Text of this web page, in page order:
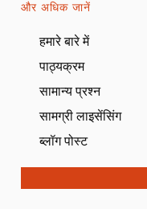
और अधिक जानें
हमारे बारे में
पाठ्यक्रम
सामान्य प्रश्न
सामग्री लाइसेंसिंग
ब्लॉग पोस्ट